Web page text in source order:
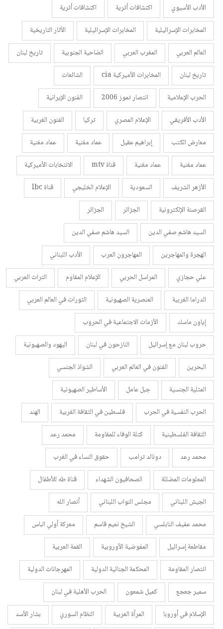
الأدب الأسيوي اكتشافات أثرية
اكتشافات أثرية
المخابرات الإسرائيلية
المخابرات الإسرائيلية
الأثار التاريخية
العالم العربي
المغرب العربي الضاحية الجنوبية
تاريخ لبنان
تاريخ لبنان
المخابرات الأميركية cia
الشائعات
الحرب الإعلامية
انتصار تموز 2006
الفنون الإيرانية
الأدب الأفريقي
الإعلام المصري تركيا
الفنون الغربية
معارض الكتب
إبراهيم عقيل عماد مغنية
عماد مغنية
عماد مغنية
عماد مغنية قناة mtv
الانتخابات الأميركية
الأزهر الشريف
السعودية الإعلام الخليجي
قناة lbc
القرصنة الإلكترونية
الجزائر
الجزائر
السيد هاشم صفي الدين
السيد هاشم صفي الدين
الهجرة والمهاجرين
المهاجرون العرب
الأدب اللبناني
علي حجازي
المراسل الحربي الإعلام المقاوم
التراث العربي
الدراما الغربية
العنصرية الصهيونية
الثورات في العالم العربي
إياون ماسك
الأزمات الاجتماعية في الحروب
حروب لبنان مع إسرائيل
النازحون في لبنان
اليهود والصهيونية
البحرين
الفنون في العالم العربي
الشواذ الجنسي
المثلية الجنسية
جبل عامل
الأساطير الصهيونية
الحرب النفسية في الحرب
فلسطين في الثقافة الغربية
الهند
الثقافة الفلسطينية
كتلة الوفاء للمقاومة
محمد رعد
محمد رعد
دونالد ترامب
حقوق النساء في الغرب
المعلومات المضللة
الصحافيون الشهداء
قناة طه للأطفال
الجيش اللبناني
مجلس النواب اللبناني
أنصار الله
محمد عفيف النابلسي
الشيخ نعيم قاسم
معركة أولي الباس
مقاطعة إسرائيل
المفوضية الأوروبية
القمة العربية
انتصار المقاومة
المحكمة الجنائية الدولية
المهرجانات الدولية
سمير جعجع
كميل شمعون
الحرب الأهلية في لبنان
الإسلام في أوروبا
المرأة العربية النظام السوري
بشار الأسد